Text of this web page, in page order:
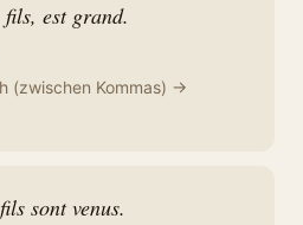
est grand.
(zwischen Kommas) →
sont venus.